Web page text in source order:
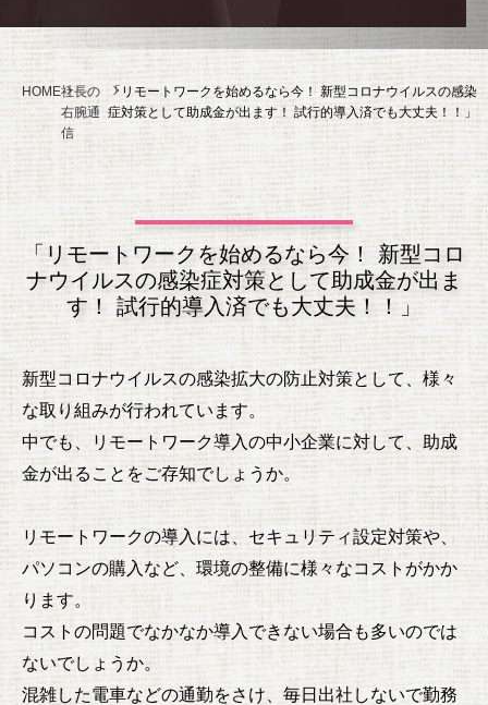
HOME社長の
右腕通
信
「リモートワークを始めるなら今！ 新型コロナウイルスの感染
症対策として助成金が出ます！ 試行的導入済でも大丈夫！！」
「リモートワークを始めるなら今！ 新型コロ
ナウイルスの感染症対策として助成金が出ま
す！ 試行的導入済でも大丈夫！！」
新型コロナウイルスの感染拡大の防止対策として、様々
な取り組みが行われています。
中でも、リモートワーク導入の中小企業に対して、助成
金が出ることをご存知でしょうか。
リモートワークの導入には、セキュリティ設定対策や、
パソコンの購入など、環境の整備に様々なコストがかか
ります。
コストの問題でなかなか導入できない場合も多いのでは
ないでしょうか。
混雑した電車などの通勤をさけ、毎日出社しないで勤務